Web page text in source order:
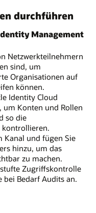
durchführen
Management
Netzwerkteilnehmern
sind, um
Organisationen auf
können.
Identity Cloud
Konten und Rollen
so die
kontrollieren.
Kanal und fügen Sie
hinzu, um das
zu machen.
Zugriffskontrolle
Bedarf Audits an.